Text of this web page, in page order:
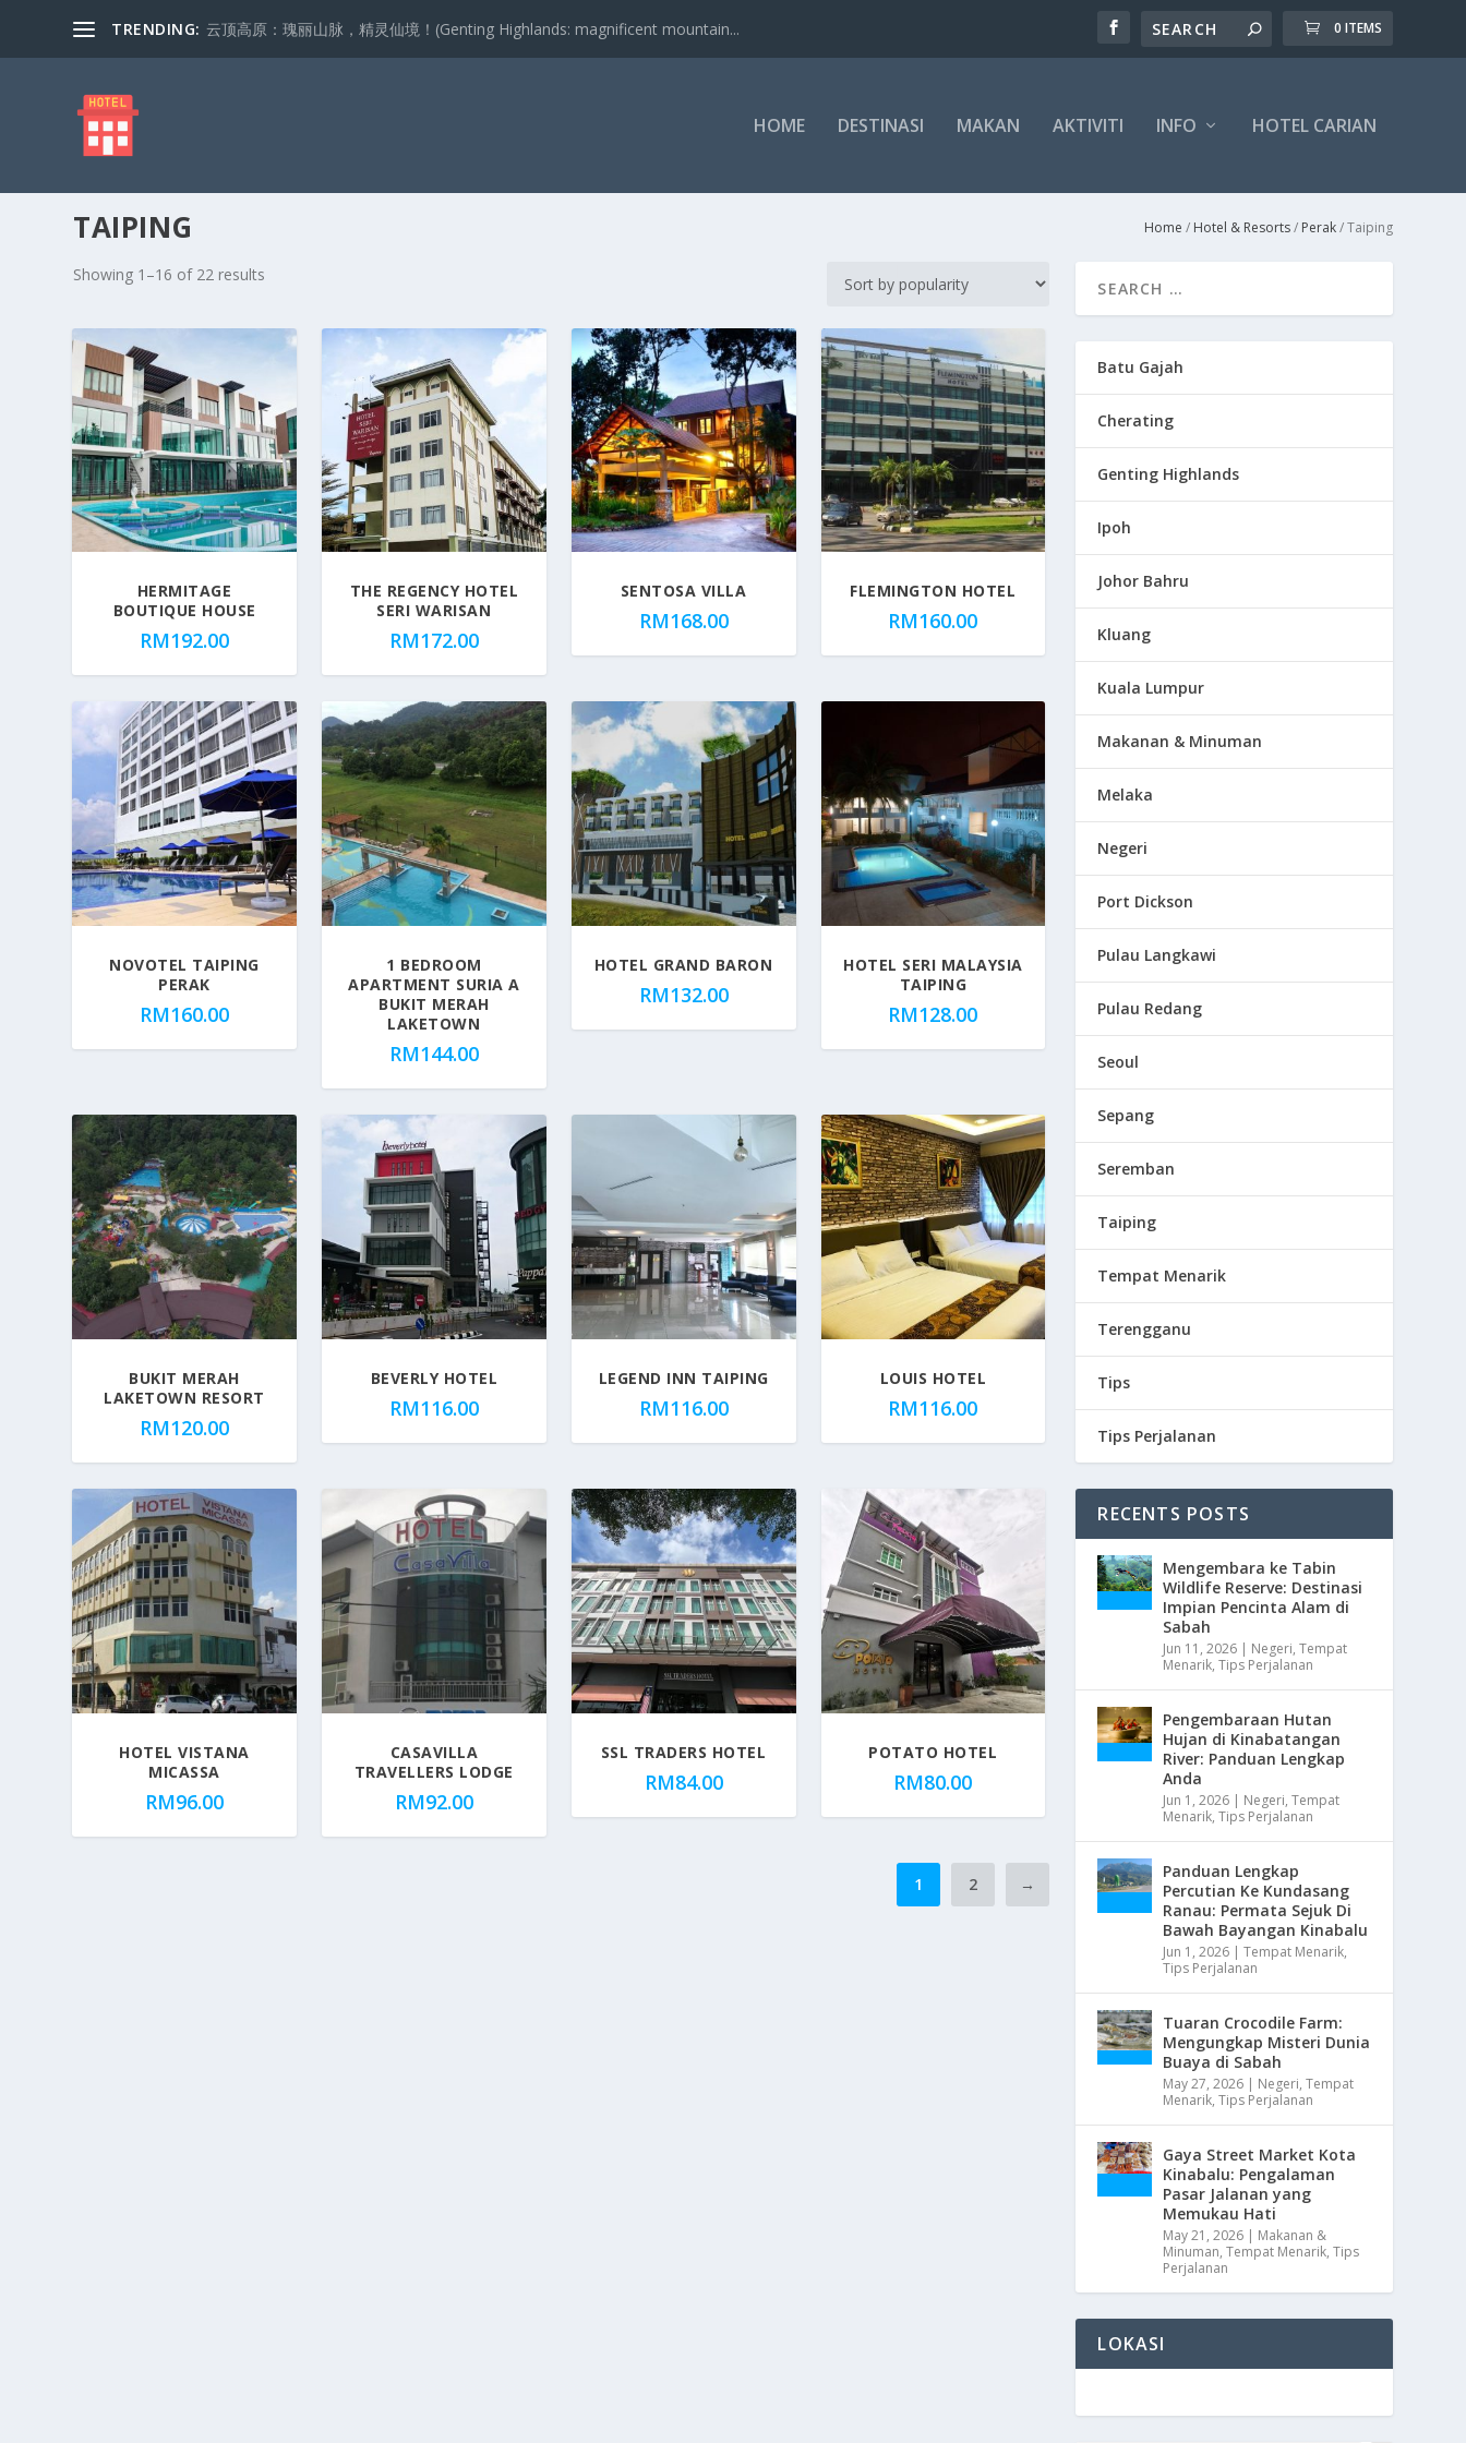
TRENDING: 云顶高原：瑰丽山脉，精灵仙境！(Genting Highlands: magnificent mountain... 0 ITEMS
HOME DESTINASI MAKAN AKTIVITI INFO HOTEL CARIAN
TAIPING Home / Hotel & Resorts/ Perak/ Taiping
Showing 1–16 of 22 results
d
b
y
p
o
p
u
t
y
HERMITAGE
BOUTIQUE HOUSE
RM192.00
THE REGENCY HOTEL
SERI WARISAN
RM172.00
SENTOSA VILLA
RM168.00
FLEMINGTON HOTEL
RM160.00
NOVOTEL TAIPING
PERAK
RM160.00
1 BEDROOM
APARTMENT SURIA A
BUKIT MERAH
LAKETOWN
RM144.00
HOTEL GRAND BARON
RM132.00
HOTEL SERI MALAYSIA
TAIPING
RM128.00
BUKIT MERAH
LAKETOWN RESORT
RM120.00
BEVERLY HOTEL
RM116.00
LEGEND INN TAIPING
RM116.00
LOUIS HOTEL
RM116.00
HOTEL VISTANA
MICASSA
RM96.00
CASAVILLA
TRAVELLERS LODGE
RM92.00
SSL TRADERS HOTEL
RM84.00
POTATO HOTEL
RM80.00
1 2 →
Batu Gajah
Cherating
Genting Highlands
Ipoh
Johor Bahru
Kluang
Kuala Lumpur
Makanan & Minuman
Melaka
Negeri
Port Dickson
Pulau Langkawi
Pulau Redang
Seoul
Sepang
Seremban
Taiping
Tempat Menarik
Terengganu
Tips
Tips Perjalanan
RECENTS POSTS
Mengembara ke Tabin
Wildlife Reserve: Destinasi
Impian Pencinta Alam di
Sabah
Jun 11, 2026 | Negeri,Tempat
Menarik,Tips Perjalanan
Pengembaraan Hutan
Hujan di Kinabatangan
River: Panduan Lengkap
Anda
Jun 1, 2026 | Negeri,Tempat
Menarik,Tips Perjalanan
Panduan Lengkap
Percutian Ke Kundasang
Ranau: Permata Sejuk Di
Bawah Bayangan Kinabalu
Jun 1, 2026 |Tempat Menarik,
Tips Perjalanan
Tuaran Crocodile Farm:
Mengungkap Misteri Dunia
Buaya di Sabah
May 27, 2026 | Negeri,Tempat
Menarik,Tips Perjalanan
Gaya Street Market Kota
Kinabalu: Pengalaman
Pasar Jalanan yang
Memukau Hati
May 21, 2026 | Makanan &
Minuman,Tempat Menarik,Tips
Perjalanan
LOKASI